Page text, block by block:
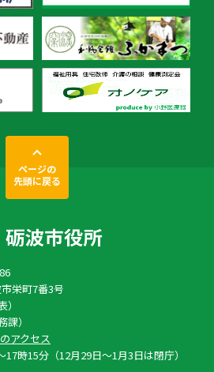
ページの
先頭に戻る
栄町7番3号
）
アクセス
時15分（12月29日〜1月3日は閉庁）